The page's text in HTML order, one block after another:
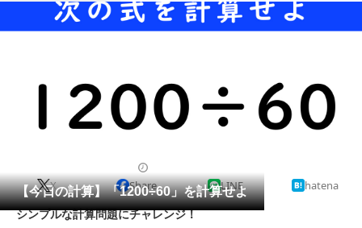
ねとらぼメニュー
TOP ニュース
地域
教育・育児
会員記事
【今日の計算】「1200÷60」を計算せよ
X Share LINE hatena
シンプルな計算問題にチャレンジ！